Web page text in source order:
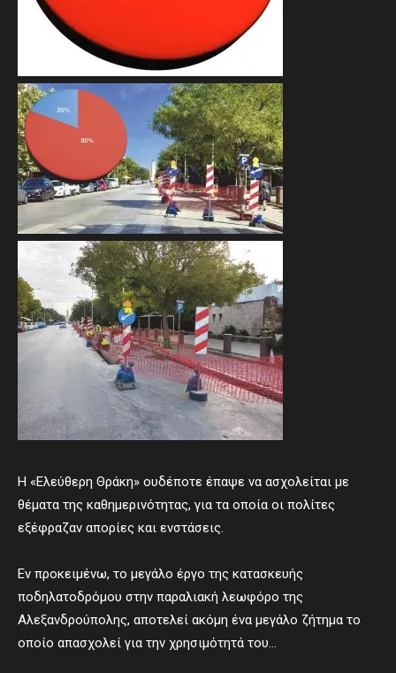
Η «Ελεύθερη Θράκη» ουδέποτε έπαψε να ασχολείται με
θέματα της καθημερινότητας, για τα οποία οι πολίτες
εξέφραζαν απορίες και ενστάσεις.
Εν προκειμένω, το μεγάλο έργο της κατασκευής
ποδηλατοδρόμου στην παραλιακή λεωφόρο της
Αλεξανδρούπολης, αποτελεί ακόμη ένα μεγάλο ζήτημα το
οποίο απασχολεί για την χρησιμότητά του…